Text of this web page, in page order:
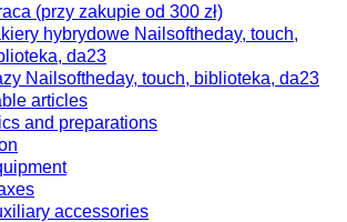
(przy zakupie od 300 zł)
hybrydowe Nailsoftheday, touch,
da23
Nailsoftheday, touch, biblioteka, da23
articles
and preparations
accessories